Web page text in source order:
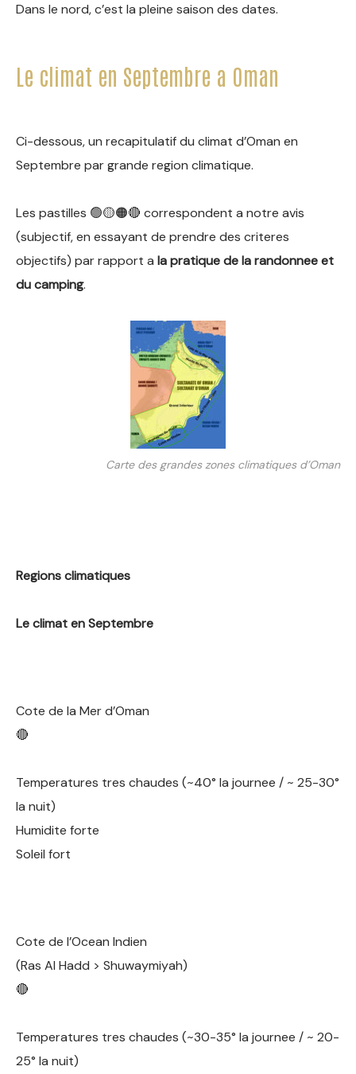
Dans le nord, c’est la pleine saison des dates.
Le climat en Septembre a Oman
Ci-dessous, un recapitulatif du climat d’Oman en
Septembre par grande region climatique.
Les pastilles 🟢🟡🟠🔴 correspondent a notre avis
(subjectif, en essayant de prendre des criteres
objectifs) par rapport a la pratique de la randonnee et
du camping.
Carte des grandes zones climatiques d’Oman
Regions climatiques
Le climat en Septembre
Cote de la Mer d’Oman
🔴
Temperatures tres chaudes (~40° la journee / ~ 25-30°
la nuit)
Humidite forte
Soleil fort
Cote de l’Ocean Indien
(Ras Al Hadd > Shuwaymiyah)
🔴
Temperatures tres chaudes (~30-35° la journee / ~ 20-
25° la nuit)